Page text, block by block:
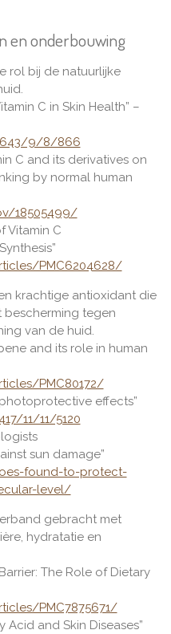
en onderbouwing
rol bij de natuurlijke
C in Skin Health” –
9/8/866
C and its derivatives on
by normal human
18505499/
Vitamin C
PMC6204628/
krachtige antioxidant die
tegen
van de huid.
and its role in human
PMC80172/
effects”
11/11/5120
sun damage”
found-to-protect-
level/
gebracht met
hydratatie en
The Role of Dietary
PMC7875671/
Acid and Skin Diseases”